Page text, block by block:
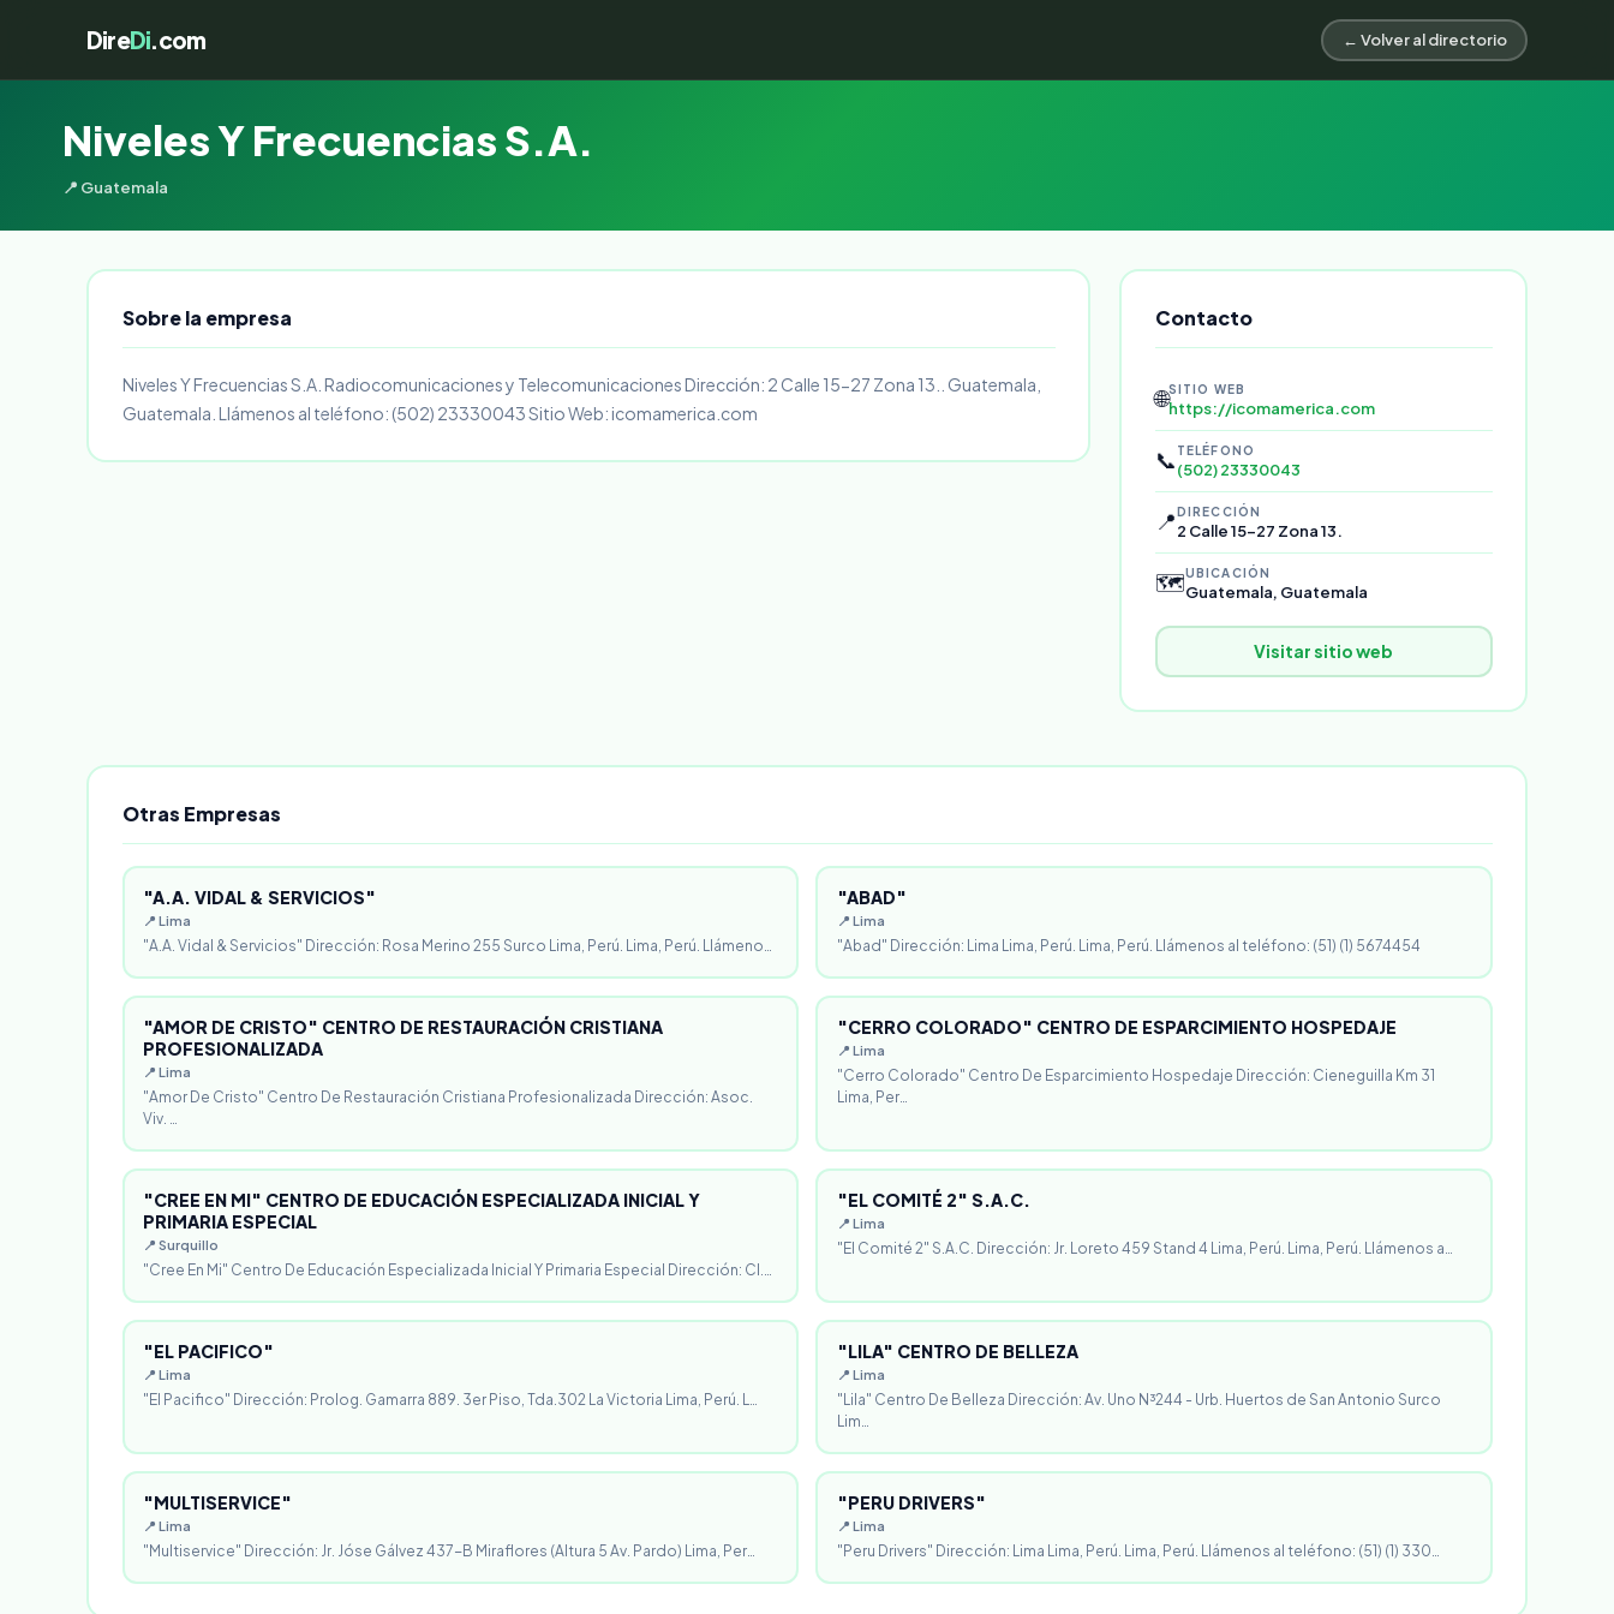
DireDi.com ← Volver al directorio
Niveles Y Frecuencias S.A.
📍 Guatemala
Sobre la empresa
Niveles Y Frecuencias S.A. Radiocomunicaciones y Telecomunicaciones Dirección: 2 Calle 15-27 Zona 13.. Guatemala,
Guatemala. Llámenos al teléfono: (502) 23330043 Sitio Web: icomamerica.com
Contacto
🌐SITIO WEB
https://icomamerica.com
📞 TELÉFONO
(502) 23330043
📍DIRECCIÓN
2 Calle 15-27 Zona 13.
🗺️UBICACIÓN
Guatemala, Guatemala
Visitar sitio web
Otras Empresas
"A.A. VIDAL & SERVICIOS"
📍 Lima
"A.A. Vidal & Servicios" Dirección: Rosa Merino 255 Surco Lima, Perú. Lima, Perú. Llámeno…
"ABAD"
📍 Lima
"Abad" Dirección: Lima Lima, Perú. Lima, Perú. Llámenos al teléfono: (51) (1) 5674454
"AMOR DE CRISTO" CENTRO DE RESTAURACIÓN CRISTIANA
PROFESIONALIZADA
📍 Lima
"Amor De Cristo" Centro De Restauración Cristiana Profesionalizada Dirección: Asoc.
Viv. …
"CERRO COLORADO" CENTRO DE ESPARCIMIENTO HOSPEDAJE
📍 Lima
"Cerro Colorado" Centro De Esparcimiento Hospedaje Dirección: Cieneguilla Km 31
Lima, Per…
"CREE EN MI" CENTRO DE EDUCACIÓN ESPECIALIZADA INICIAL Y
PRIMARIA ESPECIAL
📍 Surquillo
"Cree En Mi" Centro De Educación Especializada Inicial Y Primaria Especial Dirección: Cl.…
"EL COMITÉ 2" S.A.C.
📍 Lima
"El Comité 2" S.A.C. Dirección: Jr. Loreto 459 Stand 4 Lima, Perú. Lima, Perú. Llámenos a…
"EL PACIFICO"
📍 Lima
"El Pacifico" Dirección: Prolog. Gamarra 889. 3er Piso, Tda.302 La Victoria Lima, Perú. L…
"LILA" CENTRO DE BELLEZA
📍 Lima
"Lila" Centro De Belleza Dirección: Av. Uno N³244 - Urb. Huertos de San Antonio Surco
Lim…
"MULTISERVICE"
📍 Lima
"Multiservice" Dirección: Jr. Jóse Gálvez 437-B Miraflores (Altura 5 Av. Pardo) Lima, Per…
"PERU DRIVERS"
📍 Lima
"Peru Drivers" Dirección: Lima Lima, Perú. Lima, Perú. Llámenos al teléfono: (51) (1) 330…